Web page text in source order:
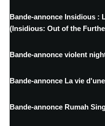
Bande-annonce Insidious :
(Insidious: Out of the
Bande-annonce violent
Bande-annonce La vie
Bande-annonce Rumah